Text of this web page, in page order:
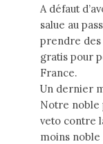
A défaut
salue au
prendre
gratis pour
France.
Un dernier
Notre noble
veto contre
moins